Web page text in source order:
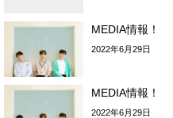
MEDIA情報！
2022年6月29日
MEDIA情報！
2022年6月29日